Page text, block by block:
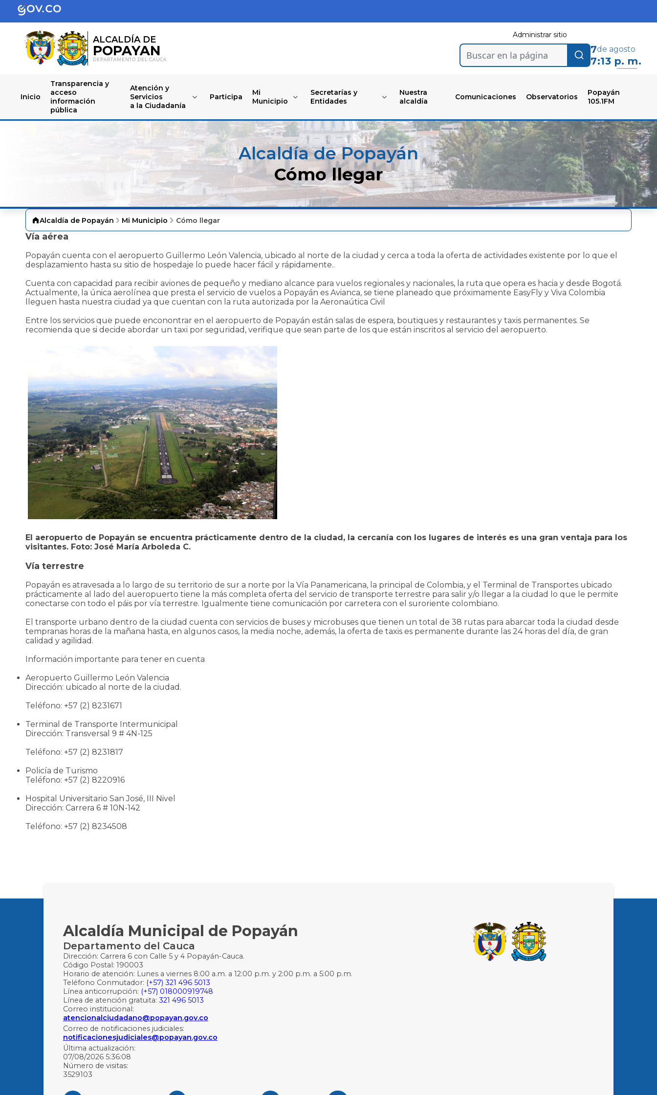
ALCALDÍA DE
POPAYAN
DEPARTAMENTO DEL CAUCA
Administrar sitio
Buscar en la página 7de agosto
7:13 p. m.
Inicio
Transparencia y
acceso
información
pública
Atención y
Servicios
a la Ciudadanía
Participa
Mi
Municipio
Secretarías y
Entidades
Nuestra
alcaldía
Comunicaciones Observatorios
Popayán
105.1FM
Alcaldía de Popayán
Cómo llegar
Alcaldía de Popayán Mi Municipio Cómo llegar
​Vía aérea
Popayán cuenta con el aeropuerto Guillermo León Valencia, ubicado al norte de la ciudad y cerca a toda la oferta de actividades existente por lo que el
desplazamiento hasta su sitio de hospedaje lo puede h​acer fácil y rápidamente..
Cuenta con capacidad para recibir aviones de pequeño y mediano alcance para vuelos regionales y nacionales, la ruta que opera es hacia y desde Bogotá.
Actualmente, la única aerolínea que presta el servicio de vuelos a Popayán es Avianca, se tiene planeado que próximamente EasyFly y Viva Colombia
lleguen hasta nuestra ciudad ya que cuentan con la ruta autorizada por la Aeronaútica Civil
Entre los servicios que puede enconontrar en el aeropuerto de Popayán están salas de espera, boutiques y restaurantes y taxis permanentes. Se
recomienda que si decide abordar un taxi por seguridad, verifique que sean parte de los que están inscritos al servicio del aeropuerto.
El aeropuerto de Popayán se encuentra prácticamente dentro de la ciudad, la cercanía con los lugares de interés es una gran ventaja para los
visitantes. Foto: José María Arboleda C.
Vía terrestre
Popayán es atravesada a lo largo de su territorio de sur a norte por la Vía Panamericana, la principal de Colombia, y el Terminal de Transportes ubicado
prácticamente al lado del aueropuerto tiene la más completa oferta del servicio de transporte terrestre para salir y/o llegar a la ciudad lo que le permite
conectarse con todo el páis por vía terrestre. Igualmente tiene comunicación por carretera con el suroriente colombiano.
El transporte urbano dentro de la ciudad cuenta con servicios de buses y microbuses que tienen un total de 38 rutas para abarcar toda la ciudad desde
tempranas horas de la mañana hasta, en algunos casos, la media noche, además, la oferta de taxis es permanente durante las 24 horas del día, de gran
calidad y agilidad.
Información importante para tener en cuenta
Aeropuerto Guillermo León Valencia
Dirección: ubicado al norte de la ciudad.
Teléfono: +57 (2) 8231671
Terminal de Transporte Intermunicipal
Dirección: Transversal 9 # 4N-125
Teléfono: +57 (2) 8231817
Policía de Turismo
Teléfono: +57 (2) 8220916
Hospital Universitario San José, III Nivel
Dirección: Carrera 6 # 10N-142
Teléfono: +57 (2) 8234508
Alcaldía Municipal de Popayán
Departamento del Cauca
Dirección: Carrera 6 con Calle 5 y 4 Popayán-Cauca.
Código Postal: 190003
Horario de atención: Lunes a viernes 8:00 a.m. a 12:00 p.m. y 2:00 p.m. a 5:00 p.m.
Teléfono Conmutador: (+57) 321 496 5013
Línea anticorrupción: (+57) 018000919748
Línea de atención gratuita: 321 496 5013
Correo institucional:
atencionalciudadano@popayan.gov.co
Correo de notificaciones judiciales:
notificacionesjudiciales@popayan.gov.co
Última actualización:
07/08/2026 5:36:08
Número de visitas:
3529103